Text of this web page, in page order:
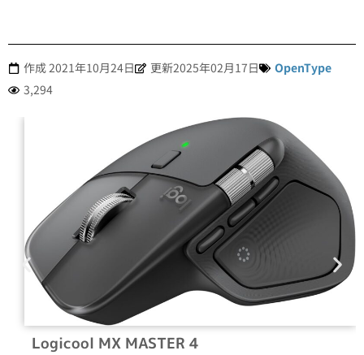
作成2021年10月24日 更新2025年02月17日
OpenType
3,294
Logicool MX MASTER 4